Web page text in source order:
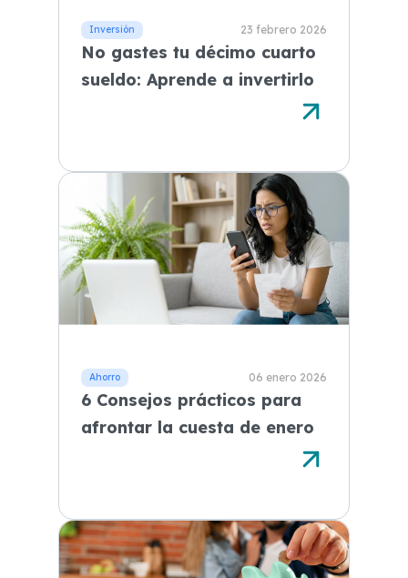
23 febrero 2026
No gastes tu décimo cuarto
sueldo: Aprende a invertirlo
06 enero 2026
6 Consejos prácticos para
afrontar la cuesta de enero